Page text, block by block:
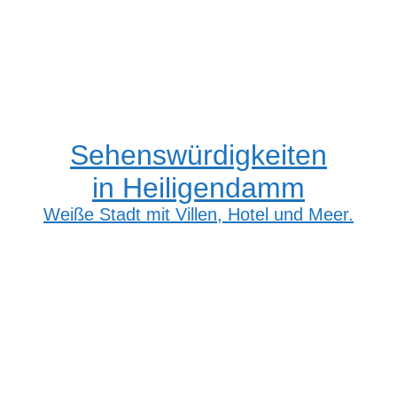
Sehenswürdigkeiten
in Heiligendamm
Weiße Stadt mit Villen, Hotel und Meer.